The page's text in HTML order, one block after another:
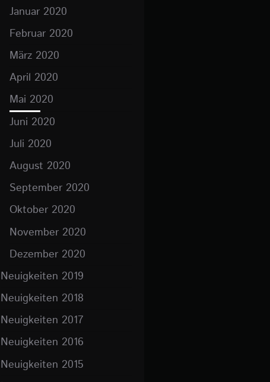
Januar 2020
Februar 2020
März 2020
April 2020
Mai 2020
Juni 2020
Juli 2020
August 2020
September 2020
Oktober 2020
November 2020
Dezember 2020
Neuigkeiten 2019
Neuigkeiten 2018
Neuigkeiten 2017
Neuigkeiten 2016
Neuigkeiten 2015